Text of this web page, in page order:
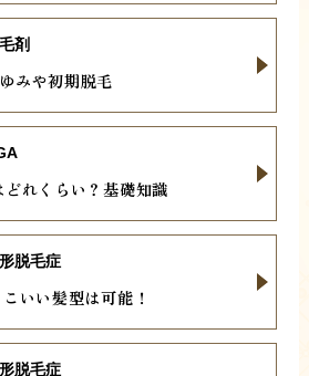
みや初期脱毛
剤
れくらい？基礎知識
いい髪型は可能！
脱毛症
脱毛症